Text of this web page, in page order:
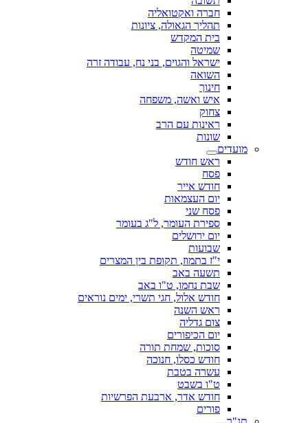
חברה ואקטואליה
תהליך הגאולה, ציונות
בית המקדש
שמיטה
ישראל והגוים, בני נח, עבודה זרה
השואה
חינוך
איש ואשה, משפחה
צחוק
ראינות עם הרב
שונות
מועדים
ראש חודש
פסח
חודש אייר
יום העצמאות
פסח שני
ספירת העומר, ל"ג בעומר
יום ירושלים
שבועות
י"ז בתמוז, תקופת בין המצרים
תשעה באב
שבת נחמו, ט"ו באב
חודש אלול, חגי תשרי, ימים נוראים
ראש השנה
צום גדליה
יום הכיפורים
סוכות, שמחת תורה
חודש כסלו, חנוכה
עשרה בטבת
ט"ו בשבט
חודש אדר, ארבעת הפרשיות
פורים